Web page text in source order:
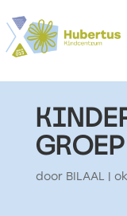
door BILAAL |